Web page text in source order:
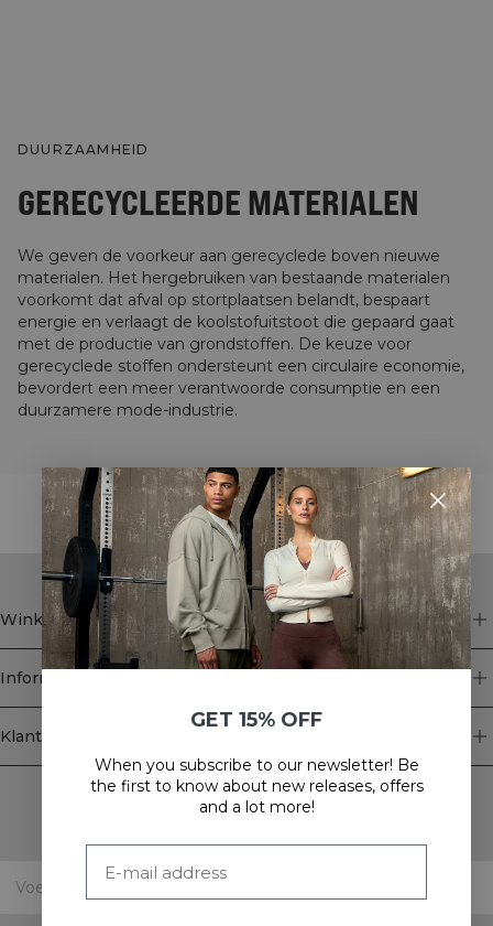
DUURZAAMHEID
GERECYCLEERDE MATERIALEN
We geven de voorkeur aan gerecyclede boven nieuwe
materialen. Het hergebruiken van bestaande materialen
voorkomt dat afval op stortplaatsen belandt, bespaart
energie en verlaagt de koolstofuitstoot die gepaard gaat
met de productie van grondstoffen. De keuze voor
gerecyclede stoffen ondersteunt een circulaire economie,
bevordert een meer verantwoorde consumptie en een
duurzamere mode-industrie.
STYLE WITH
Winkel
Informatie
Klantenservice
Newsletter
Schrijf je voor onze nieuwsbrief! Ontvang exclusieve
GET 15% OFF
When you subscribe to our newsletter! Be
the first to know about new releases, offers
and a lot more!